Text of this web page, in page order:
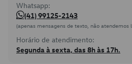
Whatsapp:
(41) 99125-2143
(apenas mensagens de texto, não atendemos
Horário de atendimento:
Segunda à sexta, das 8h às 17h.